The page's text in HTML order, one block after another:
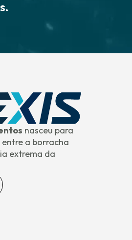
nasceu para
a borracha
extrema da